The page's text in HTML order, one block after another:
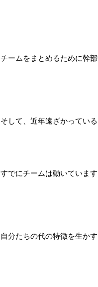
チームをまとめるために幹
そして、近年遠ざかってい
すでにチームは動いていま
自分たちの代の特徴を生か